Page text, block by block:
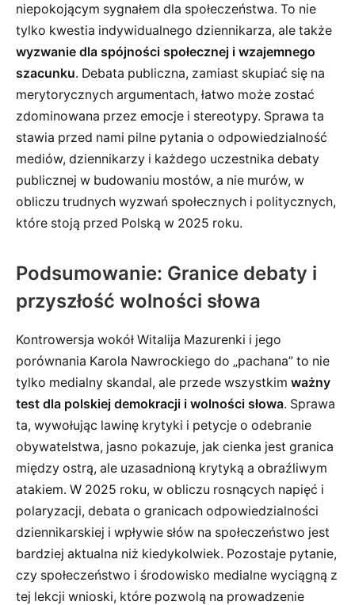
niepokojącym sygnałem dla społeczeństwa. To nie
tylko kwestia indywidualnego dziennikarza, ale także
wyzwanie dla spójności społecznej i wzajemnego
szacunku. Debata publiczna, zamiast skupiać się na
merytorycznych argumentach, łatwo może zostać
zdominowana przez emocje i stereotypy. Sprawa ta
stawia przed nami pilne pytania o odpowiedzialność
mediów, dziennikarzy i każdego uczestnika debaty
publicznej w budowaniu mostów, a nie murów, w
obliczu trudnych wyzwań społecznych i politycznych,
które stoją przed Polską w 2025 roku.
Podsumowanie: Granice debaty i
przyszłość wolności słowa
Kontrowersja wokół Witalija Mazurenki i jego
porównania Karola Nawrockiego do „pachana” to nie
tylko medialny skandal, ale przede wszystkim ważny
test dla polskiej demokracji i wolności słowa. Sprawa
ta, wywołując lawinę krytyki i petycje o odebranie
obywatelstwa, jasno pokazuje, jak cienka jest granica
między ostrą, ale uzasadnioną krytyką a obraźliwym
atakiem. W 2025 roku, w obliczu rosnących napięć i
polaryzacji, debata o granicach odpowiedzialności
dziennikarskiej i wpływie słów na społeczeństwo jest
bardziej aktualna niż kiedykolwiek. Pozostaje pytanie,
czy społeczeństwo i środowisko medialne wyciągną z
tej lekcji wnioski, które pozwolą na prowadzenie